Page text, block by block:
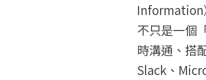
Information
不只是一個
時溝通、搭
Slack、